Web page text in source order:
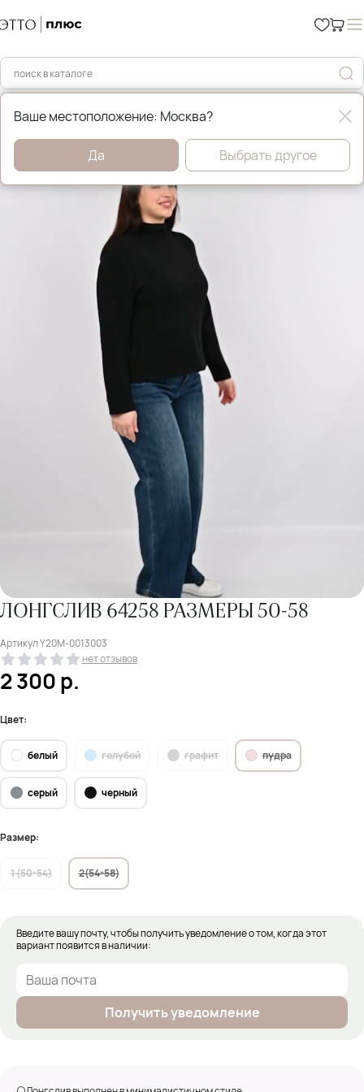
Главная Весна
ЛОНГСЛИВ 64258 РАЗМЕРЫ 50-58
АртикулY20M-0013003
нет отзывов
2 300р.
Цвет:
белый голубой графит пудра
серый черный
Размер:
1 (50-54) 2(54-58)
Введите вашу почту, чтобы получить уведомление о том, когда этот
вариант появится в наличии:
Получить уведомление
Ваше местоположение: Москва?
Да Выбрать другое